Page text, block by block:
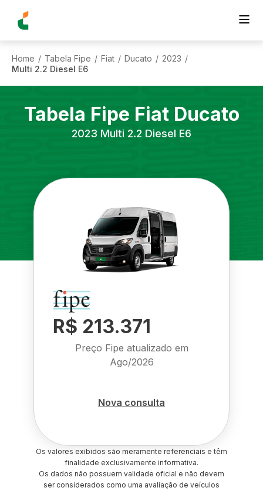
Home / Tabela Fipe / Fiat / Ducato / 2023 /
Multi 2.2 Diesel E6
Tabela Fipe Fiat Ducato
2023 Multi 2.2 Diesel E6
R$ 213.371
Preço Fipe atualizado em
Ago/2026
Nova consulta
Os valores exibidos são meramente referenciais e têm
finalidade exclusivamente informativa.
Os dados não possuem validade oficial e não devem
ser considerados como uma avaliação de veículos